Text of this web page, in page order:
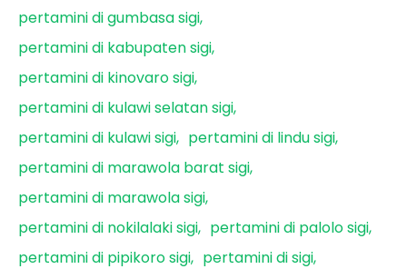
pertamini di gumbasa sigi
pertamini di kabupaten sigi
pertamini di kinovaro sigi
pertamini di kulawi selatan sigi
pertamini di kulawi sigi
pertamini di lindu sigi
pertamini di marawola barat sigi
pertamini di marawola sigi
pertamini di nokilalaki sigi
pertamini di palolo sigi
pertamini di pipikoro sigi
pertamini di sigi